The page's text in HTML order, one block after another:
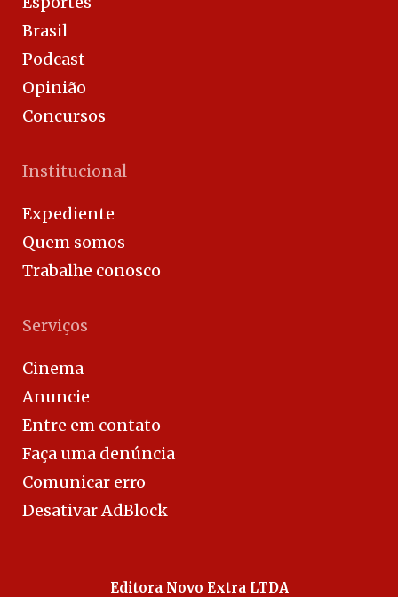
Brasil
Podcast
Opinião
Concursos
Institucional
Expediente
Quem somos
Trabalhe conosco
Serviços
Cinema
Anuncie
Entre em contato
Faça uma denúncia
Comunicar erro
Desativar AdBlock
Editora Novo Extra LTDA